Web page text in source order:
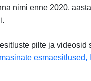
nimi enne 2020.
pilte ja videosid
esmaesitlused,